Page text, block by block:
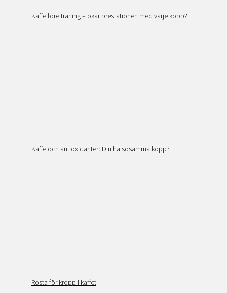
Kaffe före träning – ökar prestationen med varje kopp?
Kaffe och antioxidanter: Din hälsosamma kopp?
Rosta för kropp i kaffet